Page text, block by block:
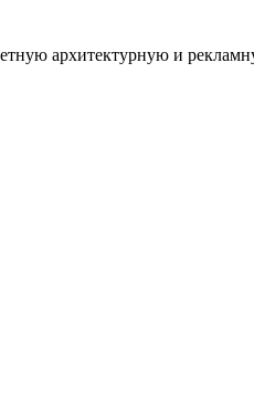
архитектурную и